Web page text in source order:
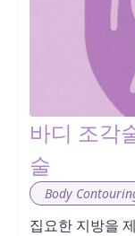
바디 조각
술
Body
집요한 지방을